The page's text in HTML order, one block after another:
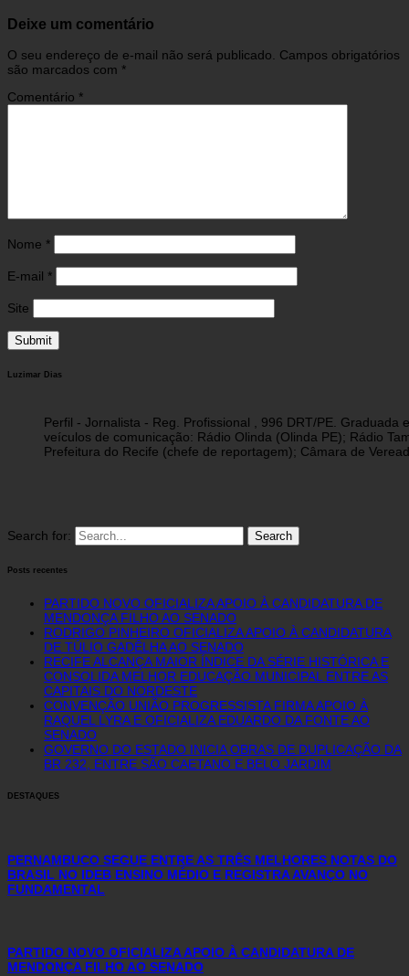
Deixe um comentário
O seu endereço de e-mail não será publicado. Campos obrigatórios
são marcados com *
Comentário *
Nome *
E-mail *
Site
Luzimar Dias
Perfil - Jornalista - Reg. Profissional , 996 DRT/PE.
veículos de comunicação: Rádio Olinda (Olinda PE); Rádio
Prefeitura do Recife (chefe de reportagem); Câmara de
Search for:
Posts recentes
PARTIDO NOVO OFICIALIZA APOIO À CANDIDATURA DE
MENDONÇA FILHO AO SENADO
RODRIGO PINHEIRO OFICIALIZA APOIO À CANDIDATURA
DE TÚLIO GADÊLHA AO SENADO
RECIFE ALCANÇA MAIOR ÍNDICE DA SÉRIE HISTÓRICA E
CONSOLIDA MELHOR EDUCAÇÃO MUNICIPAL ENTRE AS
CAPITAIS DO NORDESTE
CONVENÇÃO UNIÃO PROGRESSISTA FIRMA APOIO À
RAQUEL LYRA E OFICIALIZA EDUARDO DA FONTE AO
SENADO
GOVERNO DO ESTADO INICIA OBRAS DE DUPLICAÇÃO DA
BR 232, ENTRE SÃO CAETANO E BELO JARDIM
DESTAQUES
PERNAMBUCO SEGUE ENTRE AS TRÊS MELHORES NOTAS DO
BRASIL NO IDEB ENSINO MÉDIO E REGISTRA AVANÇO NO
FUNDAMENTAL
PARTIDO NOVO OFICIALIZA APOIO À CANDIDATURA DE
MENDONÇA FILHO AO SENADO